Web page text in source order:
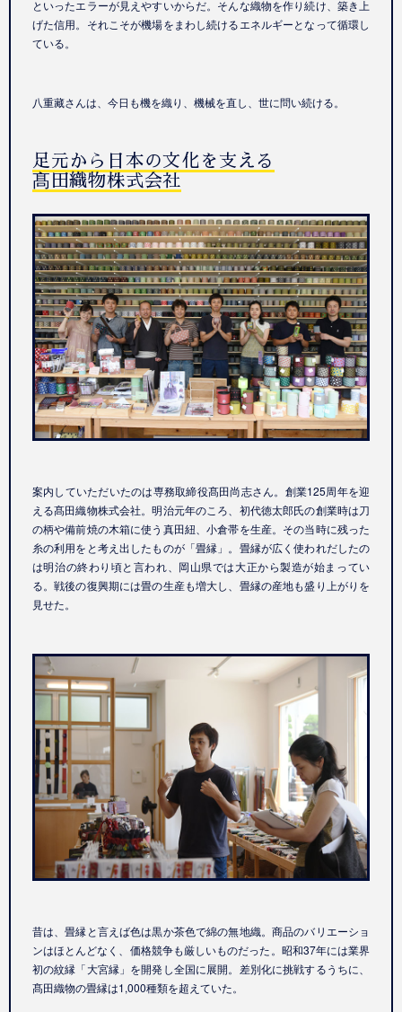
といったエラーが見えやすいからだ。そんな織物を作り続け、築き上
げた信用。それこそが機場をまわし続けるエネルギーとなって循環し
ている。
八重藏さんは、今日も機を織り、機械を直し、世に問い続ける。
足元から日本の文化を支える
髙田織物株式会社
案内していただいたのは専務取締役髙田尚志さん。創業125周年を迎
える髙田織物株式会社。明治元年のころ、初代徳太郎氏の創業時は刀
の柄や備前焼の木箱に使う真田紐、小倉帯を生産。その当時に残った
糸の利用をと考え出したものが「畳縁」。畳縁が広く使われだしたの
は明治の終わり頃と言われ、岡山県では大正から製造が始まってい
る。戦後の復興期には畳の生産も増大し、畳縁の産地も盛り上がりを
見せた。
昔は、畳縁と言えば色は黒か茶色で綿の無地織。商品のバリエーショ
ンはほとんどなく、価格競争も厳しいものだった。昭和37年には業界
初の紋縁「大宮縁」を開発し全国に展開。差別化に挑戦するうちに、
髙田織物の畳縁は1,000種類を超えていた。